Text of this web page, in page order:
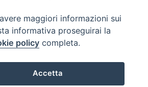
maggiori informazioni sui
informativa proseguirai la
policy completa.
Accetta